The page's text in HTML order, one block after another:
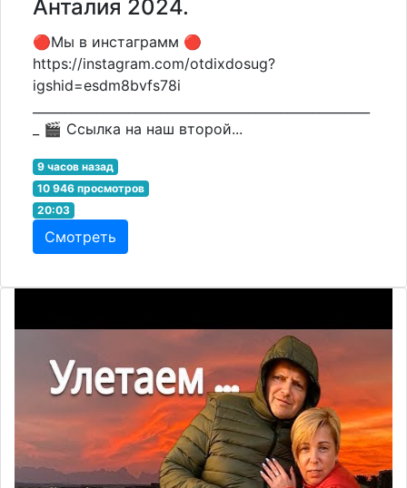
Анталия 2024.
🔴Мы в инстаграмм 🔴
https://instagram.com/otdixdosug?
igshid=esdm8bvfs78i
_ 🎬 Ссылка на наш второй...
9 часов назад
10 946 просмотров
20:03
Смотреть